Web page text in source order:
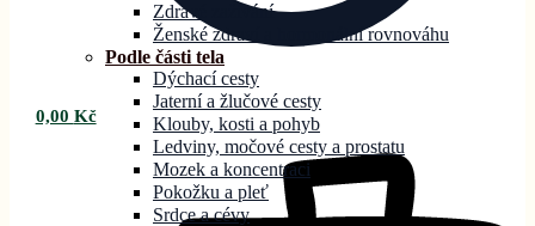
0,00 Kč
Zdravé zažívání
Ženské zdraví a hormonální rovnováhu
Podle části tela
Dýchací cesty
Jaterní a žlučové cesty
Klouby, kosti a pohyb
Ledviny, močové cesty a prostatu
Mozek a koncentraci
Pokožku a pleť
Srdce a cévy